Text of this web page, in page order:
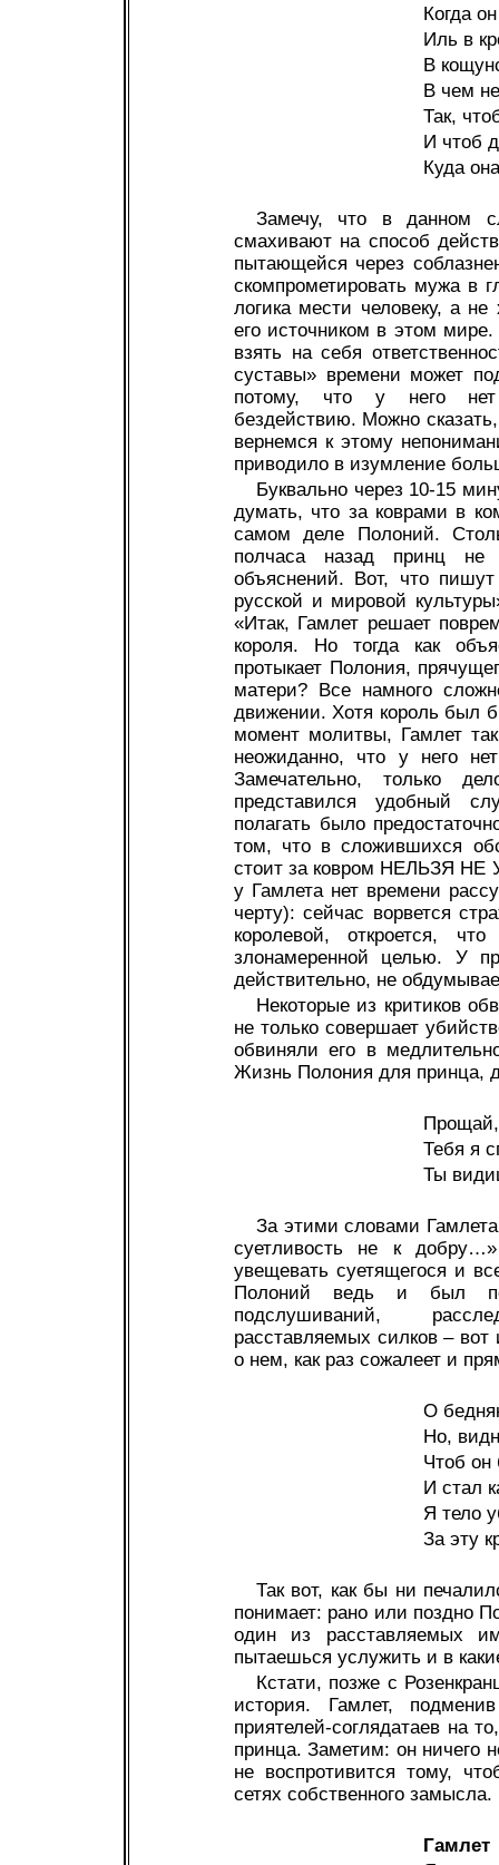
Когда
Иль в
В
В чем
Так,
И чтоб
Куда
Замечу, что в данном
смахивают на способ
пытающейся через
скомпрометировать мужа в
логика мести человеку, а
его источником в этом
взять на себя
суставы» времени может
потому, что у него нет
бездействию. Можно
вернемся к этому
приводило в изумление
Буквально через 10-15
думать, что за коврами в
самом деле Полоний.
полчаса назад принц не
объяснений. Вот, что
русской и мировой
«Итак, Гамлет решает
короля. Но тогда как
протыкает Полония,
матери? Все намного
движении. Хотя король был
момент молитвы, Гамлет
неожиданно, что у него
Замечательно, только
представился удобный
полагать было
том, что в сложившихся
стоит за ковром НЕЛЬЗЯ НЕ
у Гамлета нет времени
черту): сейчас ворвется
королевой, откроется,
злонамеренной целью. У
действительно, не
Некоторые из критиков
не только совершает
обвиняли его в
Жизнь Полония для принца,
Прощай,
Тебя я
Ты
За этими словами
суетливость не к
увещевать суетящегося и
Полоний ведь и был
подслушиваний,
расставляемых силков – вот
о нем, как раз сожалеет и
О
Но,
Чтоб
И стал
Я тело
За эту
Так вот, как бы ни
понимает: рано или поздно
один из расставляемых
пытаешься услужить и в
Кстати, позже с
история. Гамлет,
приятелей-соглядатаев на
принца. Заметим: он ничего
не воспротивится тому,
сетях собственного замысла.
Гамлет